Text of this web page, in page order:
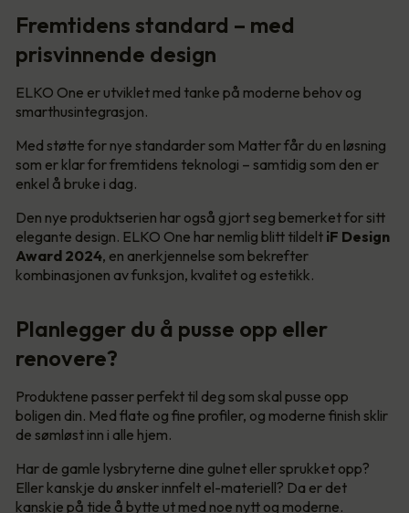
Fremtidens standard – med
prisvinnende design
ELKO One er utviklet med tanke på moderne behov og
smarthusintegrasjon.
Med støtte for nye standarder som Matter får du en løsning
som er klar for fremtidens teknologi – samtidig som den er
enkel å bruke i dag.
Den nye produktserien har også gjort seg bemerket for sitt
elegante design. ELKO One har nemlig blitt tildelt iF Design
Award 2024, en anerkjennelse som bekrefter
kombinasjonen av funksjon, kvalitet og estetikk.
Planlegger du å pusse opp eller
renovere?
Produktene passer perfekt til deg som skal pusse opp
boligen din. Med flate og fine profiler, og moderne finish sklir
de sømløst inn i alle hjem.
Har de gamle lysbryterne dine gulnet eller sprukket opp?
Eller kanskje du ønsker innfelt el-materiell? Da er det
kanskje på tide å bytte ut med noe nytt og moderne.